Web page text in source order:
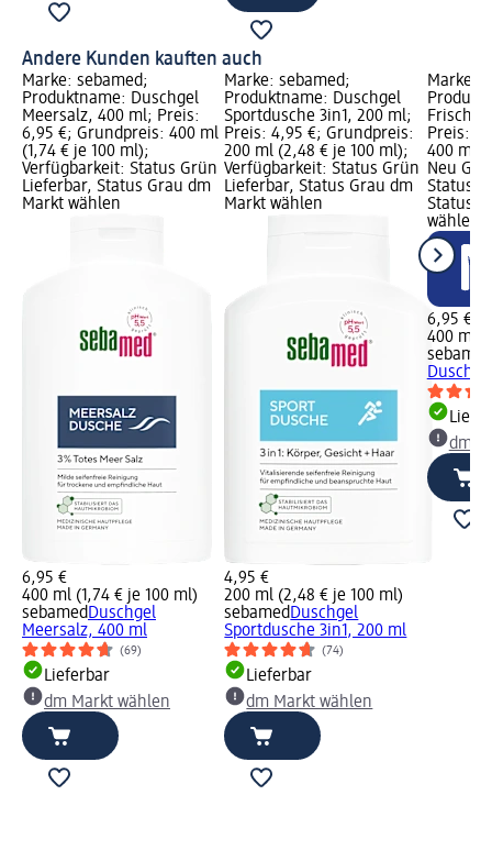
Andere Kunden kauften auch
Marke: sebamed;
Produktname: Duschgel
Meersalz, 400 ml; Preis:
6,95 €; Grundpreis: 400 ml
(1,74 € je 100 ml);
Verfügbarkeit: Status Grün
Lieferbar, Status Grau dm
Markt wählen
6,95 €
400 ml (1,74 € je 100 ml)
sebamedDuschgel
Meersalz, 400 ml
(69)
Lieferbar
dm Markt wählen
Marke: sebamed;
Produktname: Duschgel
Sportdusche 3in1, 200 ml;
Preis: 4,95 €; Grundpreis:
200 ml (2,48 € je 100 ml);
Verfügbarkeit: Status Grün
Lieferbar, Status Grau dm
Markt wählen
4,95 €
200 ml (2,48 € je 100 ml)
sebamedDuschgel
Sportdusche 3in1, 200 ml
(74)
Lieferbar
dm Markt wählen
Marke:
Frische
Preis:
400 ml
Neu
Status
Status
wählen
6,95 €
400 ml
sebamed
dm